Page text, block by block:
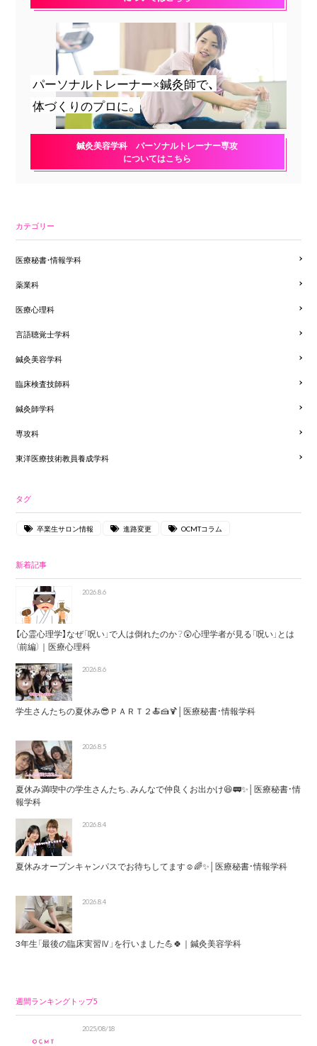
パーソナルトレーナー×鍼灸師で、
体づくりのプロに。
鍼灸美容学科 パーソナルトレーナー専攻
についてはこちら
カテゴリー
医療秘書・情報学科
薬業科
医療心理科
言語聴覚士学科
鍼灸美容学科
臨床検査技師科
鍼灸師学科
専攻科
東洋医療技術教員養成学科
タグ
卒業生サロン情報 進路変更 OCMTコラム
新着記事
2026.8.6
【心霊心理学】なぜ「呪い」で人は倒れたのか？😲心理学者が見る「呪い」とは
（前編）｜医療心理科
2026.8.6
学生さんたちの夏休み😎ＰＡＲＴ２🍝🍰🍹│医療秘書・情報学科
2026.8.5
夏休み満喫中の学生さんたち、みんなで仲良くお出かけ😆🚃✨│医療秘書・情
報学科
2026.8.4
夏休みオープンキャンパスでお待ちしてます☺️🌈✨│医療秘書・情報学科
2026.8.4
3年生「最後の臨床実習Ⅳ」を行いました💪🍀｜鍼灸美容学科
週間ランキングトップ5
2025/08/18